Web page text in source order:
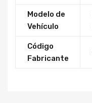
Modelo de
Vehículo
Código
Fabricante